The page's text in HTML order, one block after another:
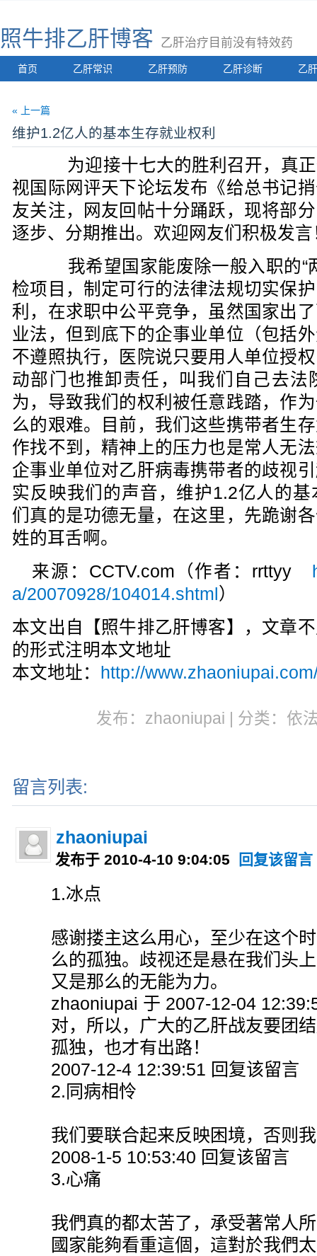
照牛排乙肝博客 乙肝治疗目前没有特效药
首页 乙肝常识 乙肝预防 乙肝诊断 乙
« 上一篇
维护1.2亿人的基本生存就业权利
为迎接十七大的胜利召开，真正
视国际网评天下论坛发布《给总书记
友关注，网友回帖十分踊跃，现将部
逐步、分期推出。欢迎网友们积极发言
我希望国家能废除一般入职的“
检项目，制定可行的法律法规切实保
利，在求职中公平竞争，虽然国家出
业法，但到底下的企事业单位（包括
不遵照执行，医院说只要用人单位授
动部门也推卸责任，叫我们自己去法
为，导致我们的权利被任意践踏，作
么的艰难。目前，我们这些携带者生
作找不到，精神上的压力也是常人无
企事业单位对乙肝病毒携带者的歧视
实反映我们的声音，维护1.2亿人的
们真的是功德无量，在这里，先跪谢
姓的耳舌啊。
来源：CCTV.com（作者：rrttyy
a/20070928/104014.shtml ）
本文出自【照牛排乙肝博客】，文章
的形式注明本文地址
本文地址：
http://
发布：zhaoniupai | 分类：依
留言列表:
zhaoniupai
发布于 2010-4-10 9:04:05 回复该留言
1.冰点
感谢搂主这么用心，至少在这个
么的孤独。歧视还是悬在我们头
又是那么的无能为力。
zhaoniupai 于 2007-12-04
对，所以，广大的乙肝战友要团
孤独，也才有出路！
2007-12-4 12:39:51 回复该留言
2.同病相怜
我们要联合起来反映困境，否则
2008-1-5 10:53:40 回复该留言
3.心痛
我們真的都太苦了，承受著常人
國家能夠看重這個，這對於我們